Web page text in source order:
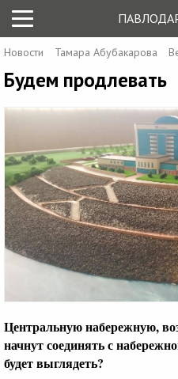
Новости Тамара Абубакарова
Будем продлевать
Центральную набережную,
начнут соединять с
будет выглядеть?